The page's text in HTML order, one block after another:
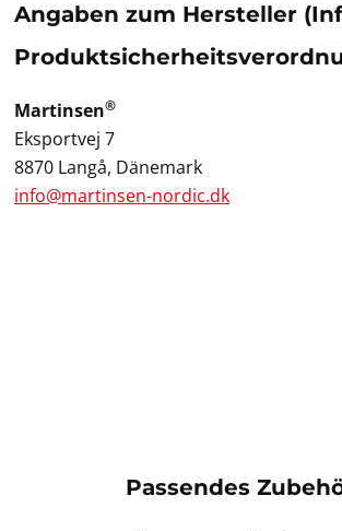
Angaben zum Hersteller
Martinsen®
Eksportvej 7
8870 Langå, Dänemark
info@martinsen-nordic.dk
Passendes